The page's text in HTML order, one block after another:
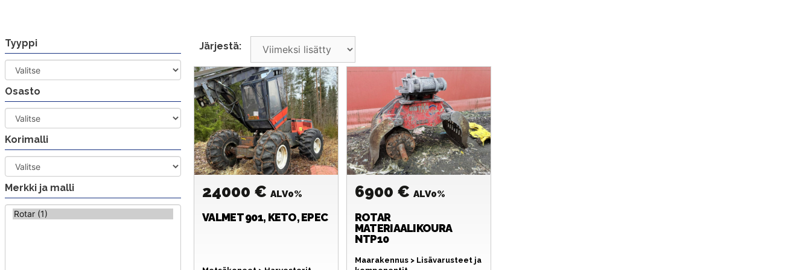
Tyyppi
Osasto
Korimalli
Merkki ja malli
Järjestä:
24000 €ALV0%
VALMET901, KETO, EPEC
6900 € ALV0%
ROTAR
MATERIAALIKOURA
NTP10
Maarakennus > Lisävarusteet ja